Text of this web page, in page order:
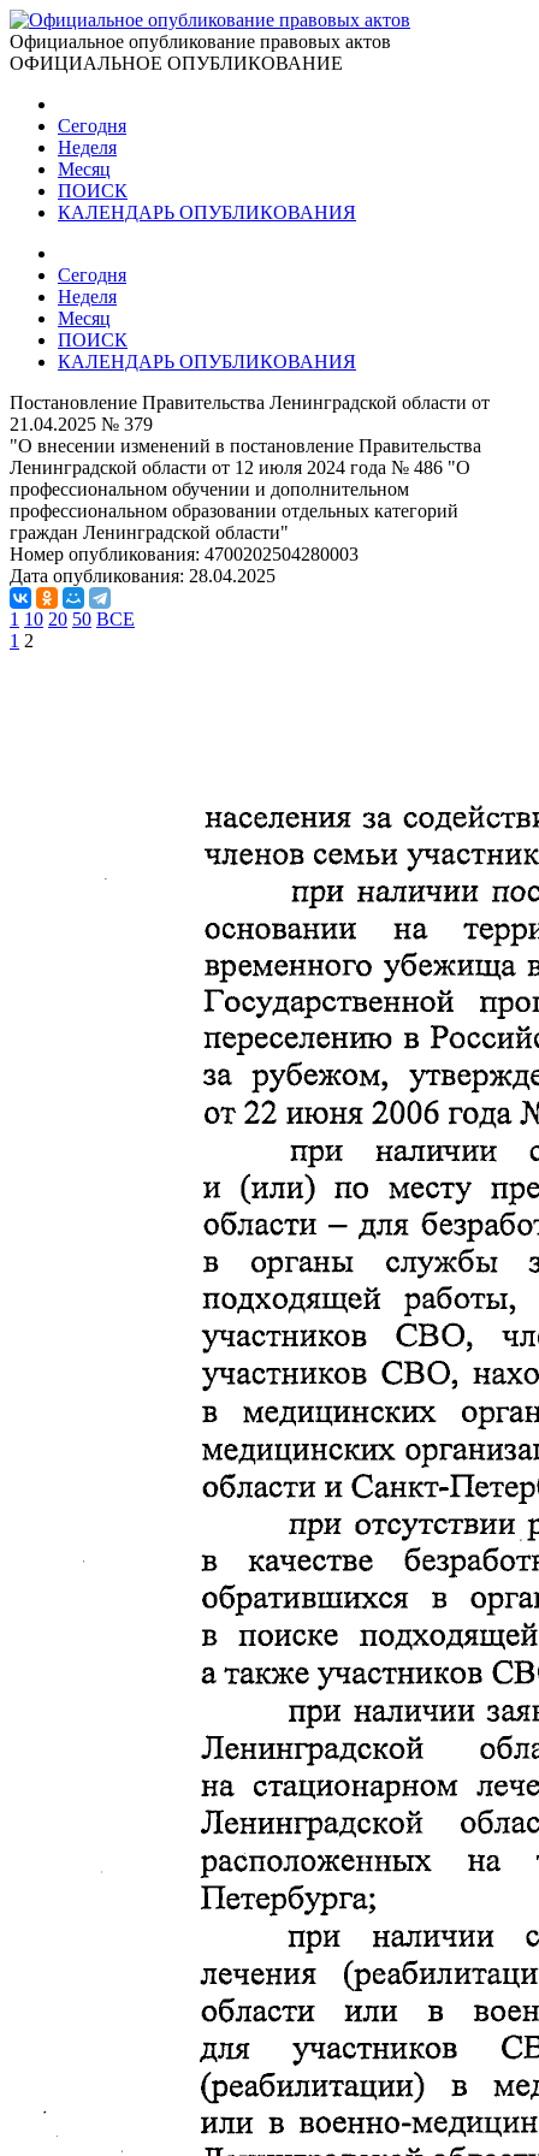
Официальное опубликование правовых актов
ОФИЦИАЛЬНОЕ ОПУБЛИКОВАНИЕ
Сегодня
Неделя
Месяц
ПОИСК
КАЛЕНДАРЬ ОПУБЛИКОВАНИЯ
Сегодня
Неделя
Месяц
ПОИСК
КАЛЕНДАРЬ ОПУБЛИКОВАНИЯ
Постановление Правительства Ленинградской области от
21.04.2025 № 379
"О внесении изменений в постановление Правительства
Ленинградской области от 12 июля 2024 года № 486 "О
профессиональном обучении и дополнительном
профессиональном образовании отдельных категорий
граждан Ленинградской области"
Номер опубликования: 4700202504280003
Дата опубликования: 28.04.2025
1 10 20 50 ВСЕ
1 2